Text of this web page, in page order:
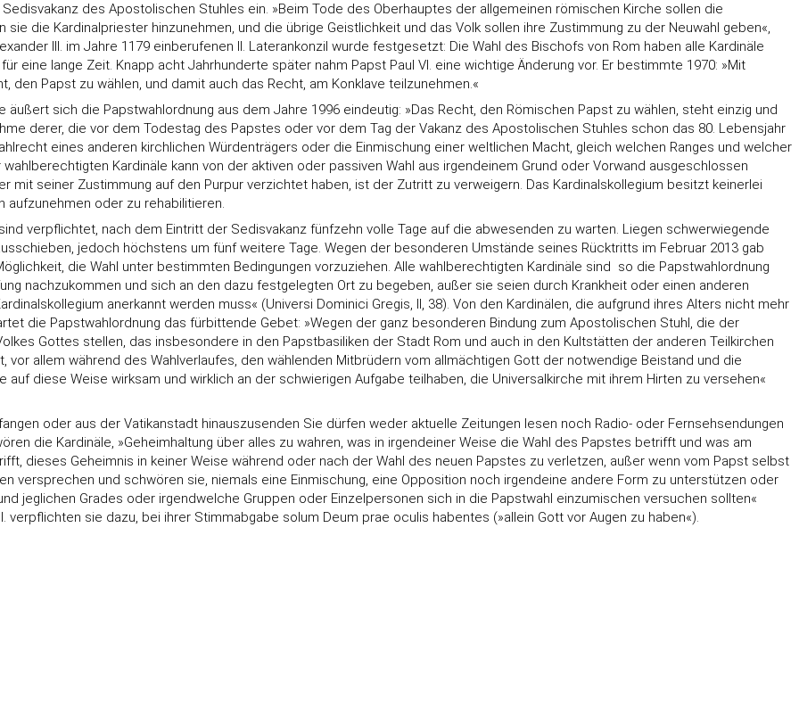
des Apostolischen Stuhles ein. »Beim Tode des Oberhauptes der allgemeinen römischen Kirche sollen die
die Kardinalpriester hinzunehmen, und die übrige Geistlichkeit und das Volk sollen ihre Zustimmung zu der Neuwahl geben«,
III. im Jahre 1179 einberufenen II. Laterankonzil wurde festgesetzt: Die Wahl des Bischofs von Rom haben alle Kardinäle
eine lange Zeit. Knapp acht Jahrhunderte später nahm Papst Paul VI. eine wichtige Änderung vor. Er bestimmte 1970: »Mit
den Papst zu wählen, und damit auch das Recht, am Konklave teilzunehmen.«
sich die Papstwahlordnung aus dem Jahre 1996 eindeutig: »Das Recht, den Römischen Papst zu wählen, steht einzig und
derer, die vor dem Todestag des Papstes oder vor dem Tag der Vakanz des Apostolischen Stuhles schon das 80. Lebensjahr
eines anderen kirchlichen Würdenträgers oder die Einmischung einer weltlichen Macht, gleich welchen Ranges und welcher
Kardinäle kann von der aktiven oder passiven Wahl aus irgendeinem Grund oder Vorwand ausgeschlossen
mit seiner Zustimmung auf den Purpur verzichtet haben, ist der Zutritt zu verweigern. Das Kardinalskollegium besitzt keinerlei
aufzunehmen oder zu rehabilitieren.
verpflichtet, nach dem Eintritt der Sedisvakanz fünfzehn volle Tage auf die abwesenden zu warten. Liegen schwerwiegende
jedoch höchstens um fünf weitere Tage. Wegen der besonderen Umstände seines Rücktritts im Februar 2013 gab
die Wahl unter bestimmten Bedingungen vorzuziehen. Alle wahlberechtigten Kardinäle sind  so die Papstwahlordnung 
nachzukommen und sich an den dazu festgelegten Ort zu begeben, außer sie seien durch Krankheit oder einen anderen
anerkannt werden muss« (Universi Dominici Gregis, II, 38). Von den Kardinälen, die aufgrund ihres Alters nicht mehr
die Papstwahlordnung das fürbittende Gebet: »Wegen der ganz besonderen Bindung zum Apostolischen Stuhl, die der
Gottes stellen, das insbesondere in den Papstbasiliken der Stadt Rom und auch in den Kultstätten der anderen Teilkirchen
allem während des Wahlverlaufes, den wählenden Mitbrüdern vom allmächtigen Gott der notwendige Beistand und die
diese Weise wirksam und wirklich an der schwierigen Aufgabe teilhaben, die Universalkirche mit ihrem Hirten zu versehen«
oder aus der Vatikanstadt hinauszusenden Sie dürfen weder aktuelle Zeitungen lesen noch Radio- oder Fernsehsendungen
die Kardinäle, »Geheimhaltung über alles zu wahren, was in irgendeiner Weise die Wahl des Papstes betrifft und was am
dieses Geheimnis in keiner Weise während oder nach der Wahl des neuen Papstes zu verletzen, außer wenn vom Papst selbst
versprechen und schwören sie, niemals eine Einmischung, eine Opposition noch irgendeine andere Form zu unterstützen oder
jeglichen Grades oder irgendwelche Gruppen oder Einzelpersonen sich in die Papstwahl einzumischen versuchen sollten«
verpflichten sie dazu, bei ihrer Stimmabgabe solum Deum prae oculis habentes (»allein Gott vor Augen zu haben«).